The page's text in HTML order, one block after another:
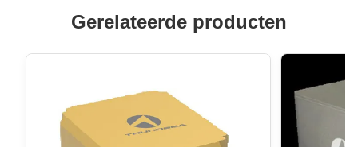
Gerelateerde producten